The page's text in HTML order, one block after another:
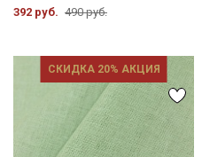
392 руб. 490 руб.
СКИДКА 20% АКЦИЯ